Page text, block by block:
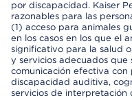
por discapacidad. Kaiser
razonables para las
(1) acceso para animales
en los casos en los que el
significativo para la salud
y servicios adecuados que
comunicación efectiva con
discapacidad auditiva,
servicios de interpretación